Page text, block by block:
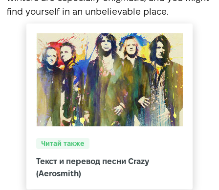
find yourself in an unbelievable place.
Читай также
Текст и перевод песни Crazy
(Aerosmith)